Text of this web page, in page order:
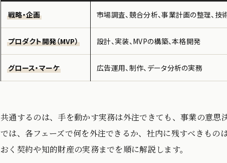
戦略・企画 市場調査、競合分析、事業計画の整理、技
プロダクト開発（MVP） 設計、実装、MVPの構築、本格開発
グロース・マーケ 広告運用、制作、データ分析の実務
共通するのは、手を動かす実務は外注できても、事業の意
では、各フェーズで何を外注できるか、社内に残すべきも
おく契約や知的財産の実務までを順に解説します。